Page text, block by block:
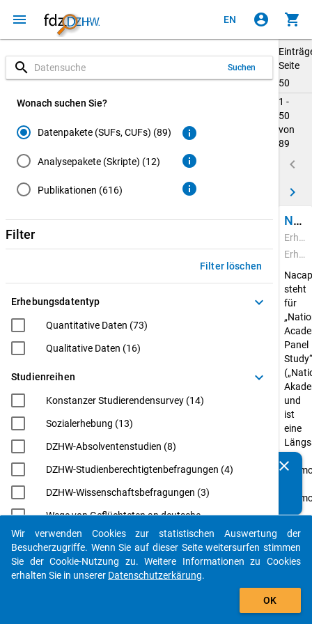
menu EN account_circle shopping_cart
search Suchen
Wonach suchen Sie?
Datenpakete (SUFs, CUFs) (89)
Analysepakete (Skripte) (12)
Publikationen (616)
info
info
info
Filter
Filter löschen
Erhebungsdatentyp keyboard_arrow_down
Quantitative Daten (73)
Qualitative Daten (16)
Studienreihen keyboard_arrow_down
Konstanzer Studierendensurvey (14)
Sozialerhebung (13)
DZHW-Absolventenstudien (8)
DZHW-Studienberechtigtenbefragungen (4)
DZHW-Wissenschaftsbefragungen (3)
Wege von Geflüchteten an deutsche
Hochschulen (WeGe) (3)
EUROGRADUATE (2)
Eurostudent (2)
Seite
50
1 -
50
von
89
keyboard_arrow_left
keyboard_arrow_right
National Academics Panel Study (Nacaps) 2020
Erhebungszeitraum: 22.02.2021 - 20.04.2022
Erhebungsdatentyp: Quantitative Daten
steht
für
Panel
Study“
und
ist
eine
die
bis
clear
Kennen Sie Publikationen, die auf Basis unserer
Datenpakete entstanden sind? Dann teilen Sie uns diese
bitte mit...
auto_stories
filter_alt
Wir verwenden Cookies zur statistischen Auswertung der
Besucherzugriffe. Wenn Sie auf dieser Seite weitersurfen stimmen
Sie der Cookie-Nutzung zu. Weitere Informationen zu Cookies
erhalten Sie in unserer Datenschutzerkärung.
OK